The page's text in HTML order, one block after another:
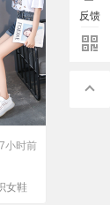
收藏
7小时前
女鞋
反馈